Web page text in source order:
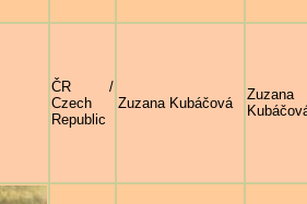
ČR /
Czech
Republic
Zuzana Kubáčová
Zuzana